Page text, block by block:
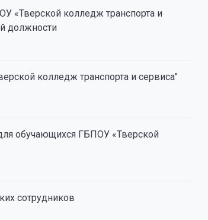
«Тверской колледж транспорта и
должности
колледж транспорта и сервиса"
обучающихся ГБПОУ «Тверской
сотрудников